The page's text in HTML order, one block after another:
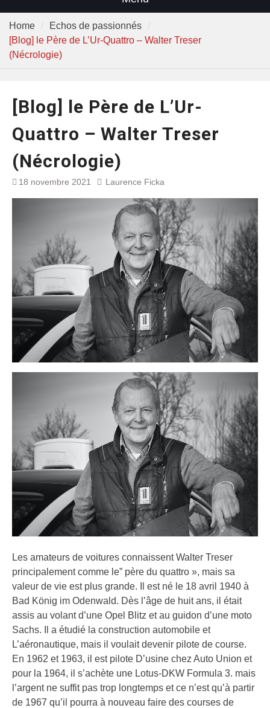
Home
Echos de passionnés
[Blog] le Père de L’Ur-Quattro – Walter Treser
(Nécrologie)
[Blog] le Père de L’Ur-
Quattro – Walter Treser
(Nécrologie)
18 novembre 2021 Laurence Ficka
Les amateurs de voitures connaissent Walter Treser
principalement comme le” père du quattro », mais sa
valeur de vie est plus grande. Il est né le 18 avril 1940 à
Bad König im Odenwald. Dès l’âge de huit ans, il était
assis au volant d’une Opel Blitz et au guidon d’une moto
Sachs. Il a étudié la construction automobile et
L’aéronautique, mais il voulait devenir pilote de course.
En 1962 et 1963, il est pilote D’usine chez Auto Union et
pour la 1964, il s’achète une Lotus-DKW Formula 3. mais
l’argent ne suffit pas trop longtemps et ce n’est qu’à partir
de 1967 qu’il pourra à nouveau faire des courses de